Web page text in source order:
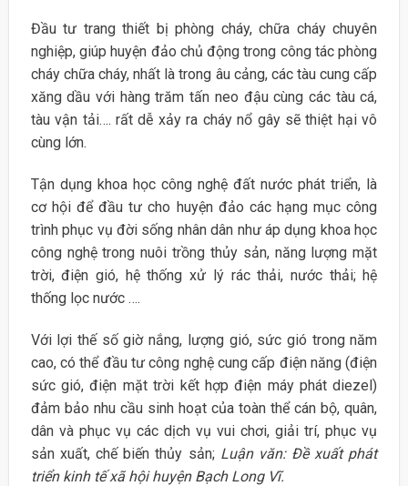
Đầu tư trang thiết bị phòng cháy, chữa cháy chuyên
nghiệp, giúp huyện đảo chủ động trong công tác phòng
cháy chữa cháy, nhất là trong âu cảng, các tàu cung cấp
xăng dầu với hàng trăm tấn neo đậu cùng các tàu cá,
tàu vận tải…. rất dễ xảy ra cháy nổ gây sẽ thiệt hại vô
cùng lớn.
Tận dụng khoa học công nghệ đất nước phát triển, là
cơ hội để đầu tư cho huyện đảo các hạng mục công
trình phục vụ đời sống nhân dân như áp dụng khoa học
công nghệ trong nuôi trồng thủy sản, năng lượng mặt
trời, điện gió, hệ thống xử lý rác thải, nước thải; hệ
thống lọc nước ….
Với lợi thế số giờ nắng, lượng gió, sức gió trong năm
cao, có thể đầu tư công nghệ cung cấp điện năng (điện
sức gió, điện mặt trời kết hợp điện máy phát diezel)
đảm bảo nhu cầu sinh hoạt của toàn thể cán bộ, quân,
dân và phục vụ các dịch vụ vui chơi, giải trí, phục vụ
sản xuất, chế biến thủy sản; Luận văn: Đề xuất phát
triển kinh tế xã hội huyện Bạch Long Vĩ.